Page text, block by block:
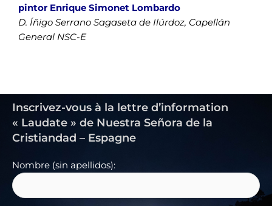
pintor Enrique Simonet Lombardo
D. Íñigo Serrano Sagaseta de Ilúrdoz, Capellán
General NSC-E
Inscrivez-vous à la lettre d’information
« Laudate » de Nuestra Señora de la
Cristiandad – Espagne
Nombre (sin apellidos):